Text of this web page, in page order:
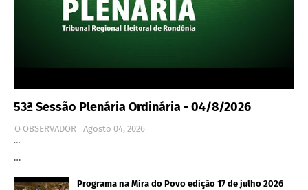
53ª Sessão Plenária Ordinária - 04/8/2026
O OBSERVADOR
Agosto 04, 2026
…
…
Programa na Mira do Povo edição 17 de julho 2026